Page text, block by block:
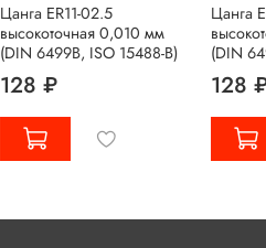
Цанга ER11-02.5
высокоточная 0,010 мм
(DIN 6499B, ISO 15488-B)
128 ₽
Цанга
(DIN
128